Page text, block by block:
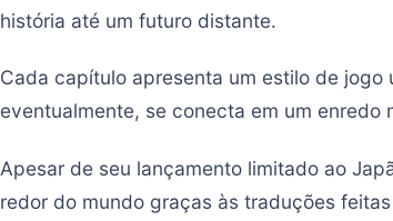
história até um futuro distante.
Cada capítulo apresenta um estilo de
eventualmente, se conecta em um enredo
Apesar de seu lançamento limitado ao
redor do mundo graças às traduções